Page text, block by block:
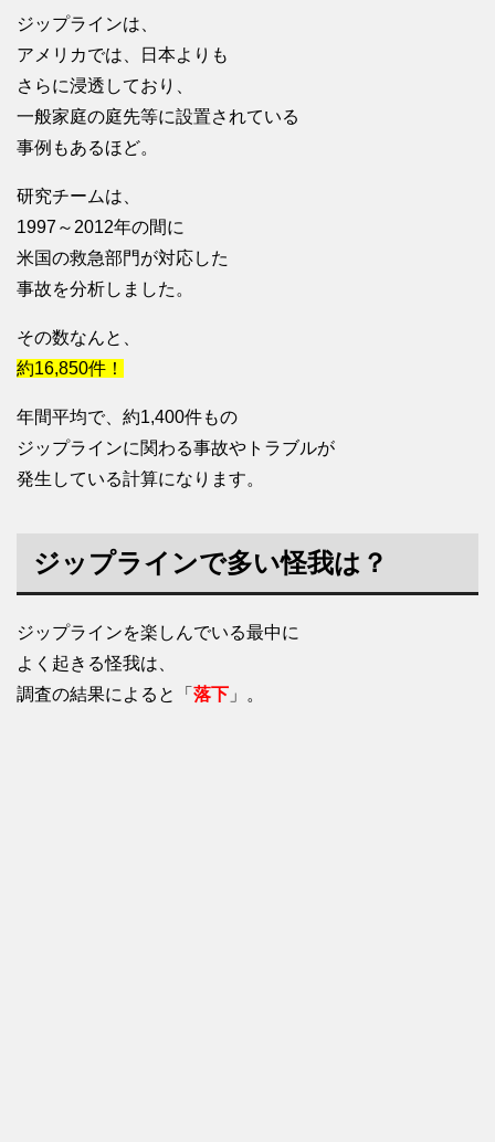
ジップラインは、
アメリカでは、日本よりも
さらに浸透しており、
一般家庭の庭先等に設置されている
事例もあるほど。
研究チームは、
1997～2012年の間に
米国の救急部門が対応した
事故を分析しました。
その数なんと、
約16,850件！
年間平均で、約1,400件もの
ジップラインに関わる事故やトラブルが
発生している計算になります。
ジップラインで多い怪我は？
ジップラインを楽しんでいる最中に
よく起きる怪我は、
調査の結果によると「 落下 」。